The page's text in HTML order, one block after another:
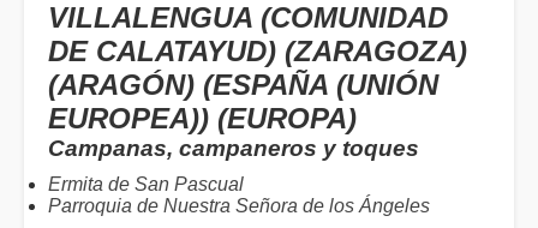
VILLALENGUA (COMUNIDAD
DE CALATAYUD) (ZARAGOZA)
(ARAGÓN) (ESPAÑA (UNIÓN
EUROPEA)) (EUROPA)
Campanas, campaneros y toques
Ermita de San Pascual
Parroquia de Nuestra Señora de los Ángeles